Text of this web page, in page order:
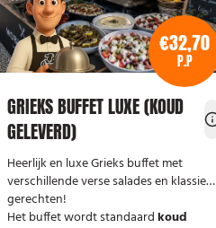
€32,70
P.P
GRIEKS BUFFET LUXE (KOUD
GELEVERD)
Heerlijk en luxe Grieks buffet met
verschillende verse salades en klassieke
gerechten!
Het buffet wordt standaardkoud